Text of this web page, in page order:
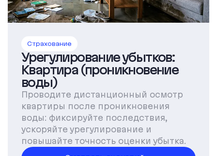
Страхование
Урегулирование убытков:
Квартира (проникновение
воды)
Проводите дистанционный осмотр
квартиры после проникновения
воды: фиксируйте последствия,
ускоряйте урегулирование и
повышайте точность оценки убытка.